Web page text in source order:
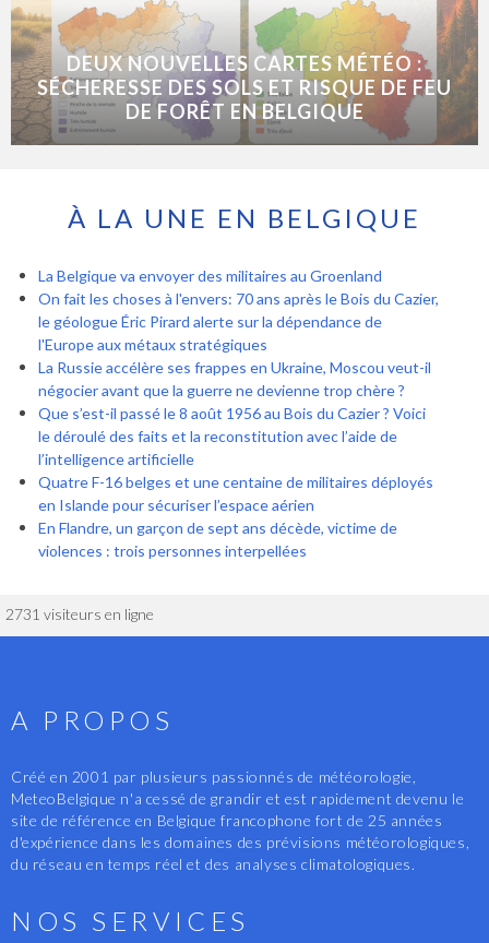
DEUX NOUVELLES CARTES MÉTÉO :
SÉCHERESSE DES SOLS ET RISQUE DE FEU
DE FORÊT EN BELGIQUE
À LA UNE EN BELGIQUE
La Belgique va envoyer des militaires au Groenland
On fait les choses à l'envers: 70 ans après le Bois du Cazier,
le géologue Éric Pirard alerte sur la dépendance de
l'Europe aux métaux stratégiques
La Russie accélère ses frappes en Ukraine, Moscou veut-il
négocier avant que la guerre ne devienne trop chère ?
Que s’est-il passé le 8 août 1956 au Bois du Cazier ? Voici
le déroulé des faits et la reconstitution avec l’aide de
l’intelligence artificielle
Quatre F-16 belges et une centaine de militaires déployés
en Islande pour sécuriser l’espace aérien
En Flandre, un garçon de sept ans décède, victime de
violences : trois personnes interpellées
2731 visiteurs en ligne
A PROPOS
Créé en 2001 par plusieurs passionnés de météorologie,
MeteoBelgique n'a cessé de grandir et est rapidement devenu le
site de référence en Belgique francophone fort de 25 années
d'expérience dans les domaines des prévisions météorologiques,
du réseau en temps réel et des analyses climatologiques.
NOS SERVICES